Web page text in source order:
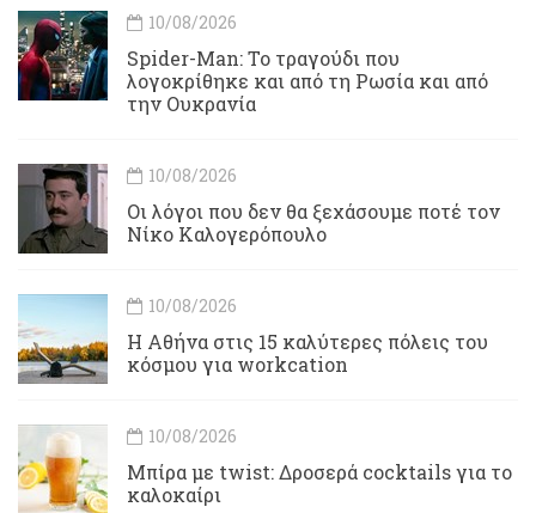
10/08/2026
Spider-Man: Το τραγούδι που
λογοκρίθηκε και από τη Ρωσία και από
την Ουκρανία
10/08/2026
Οι λόγοι που δεν θα ξεχάσουμε ποτέ τον
Νίκο Καλογερόπουλο
10/08/2026
Η Αθήνα στις 15 καλύτερες πόλεις του
κόσμου για workcation
10/08/2026
Μπίρα με twist: Δροσερά cocktails για το
καλοκαίρι